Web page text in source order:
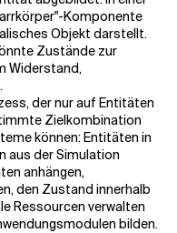
Komponente
Objekt darstellt.
Zustände zur
Widerstand,
der nur auf Entitäten
Zielkombination
können: Entitäten in
aus der Simulation
anhängen,
den Zustand innerhalb
Ressourcen verwalten
bilden.